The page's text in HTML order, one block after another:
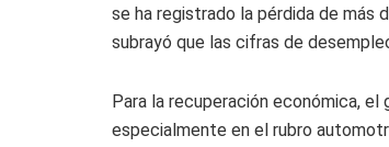
se ha registrado la pérdida de más
subrayó que las cifras de
Para la recuperación económica,
especialmente en el rubro